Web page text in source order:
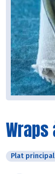
Plat principal